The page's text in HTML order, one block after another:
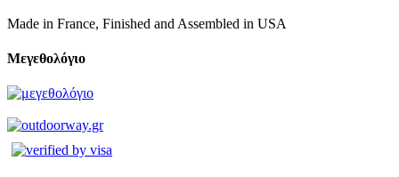
Made in France, Finished and Assembled in USA
Μεγεθολόγιο